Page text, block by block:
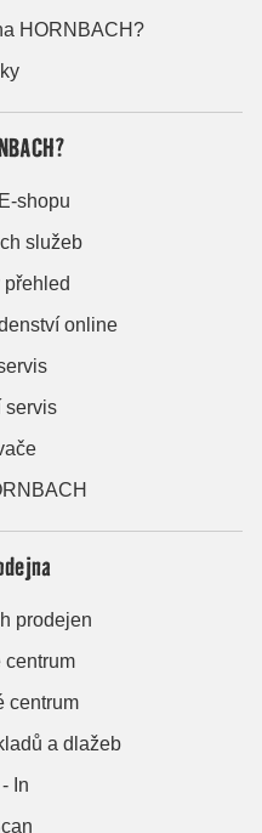
HORNBACH?
shopu
služeb
přehled
online
servis
prodejen
centrum
centrum
a dlažeb
In